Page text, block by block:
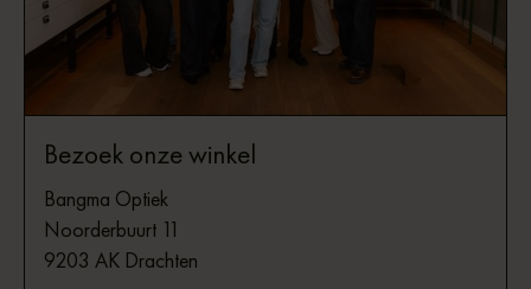
Bezoek onze winkel
Bangma Optiek
Noorderbuurt 11
9203 AK Drachten